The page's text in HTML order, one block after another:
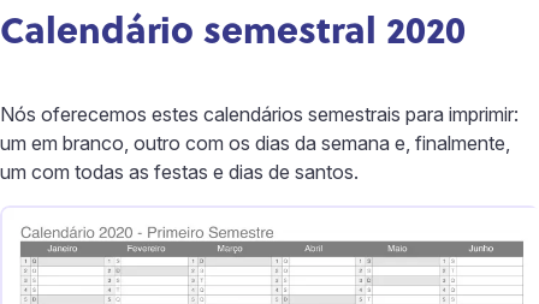
Calendário semestral 2020
Nós oferecemos estes calendários semestrais para imprimir:
um em branco, outro com os dias da semana e, finalmente,
um com todas as festas e dias de santos.